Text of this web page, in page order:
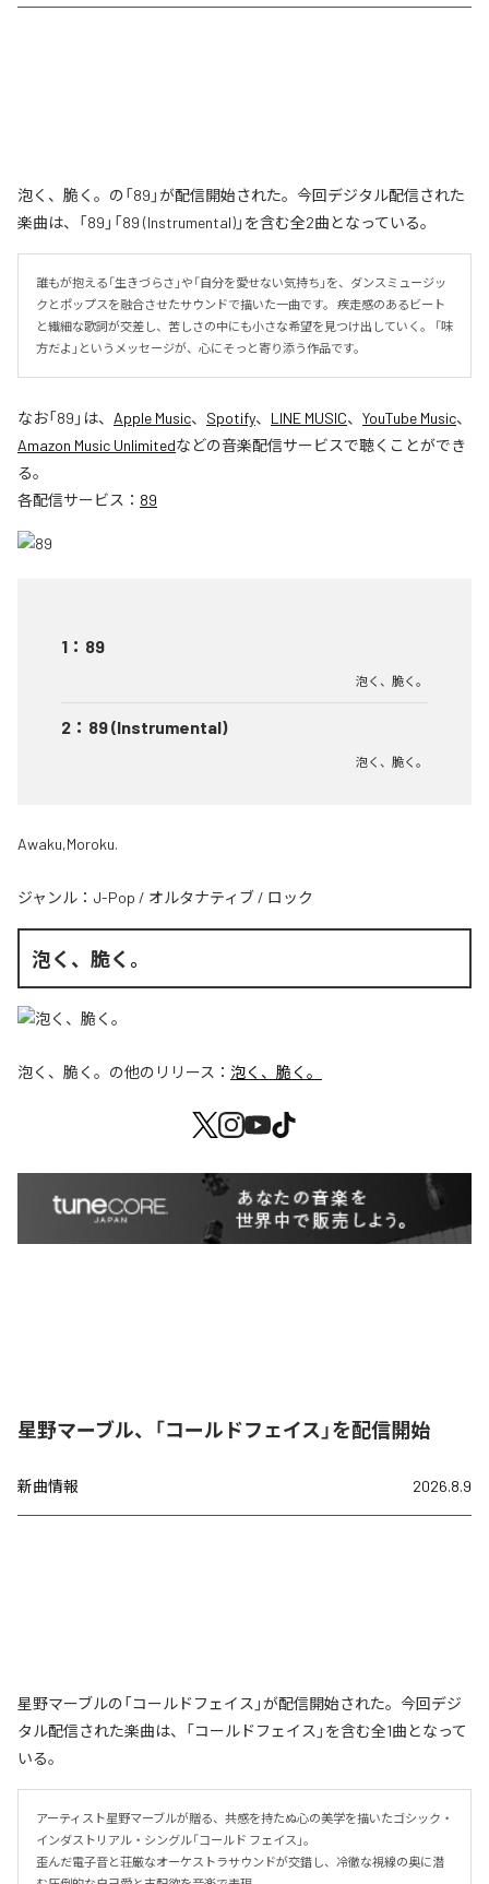
泡く、脆く。の「89」が配信開始された。今回デジタル配信された
楽曲は、「89」「89 (Instrumental)」を含む全2曲となっている。
誰もが抱える「生きづらさ」や「自分を愛せない気持ち」を、ダンスミュージッ
クとポップスを融合させたサウンドで描いた一曲です。 疾走感のあるビート
と繊細な歌詞が交差し、苦しさの中にも小さな希望を見つけ出していく。 「味
方だよ」というメッセージが、心にそっと寄り添う作品です。
なお「89 」は、 Apple Music、 Spotify、 LINE MUSIC、 YouTube Music、
Amazon Music Unlimitedなどの音楽配信サービスで聴くことができ
る。
各配信サービス： 89
1 ： 89
泡く、脆く。
2 ： 89 (Instrumental)
泡く、脆く。
Awaku,Moroku.
ジャンル： J-Pop / オルタナティブ / ロック
泡く、脆く。
泡く、脆く。 の他のリリース： 泡く、脆く。
星野マーブル、「コールドフェイス」を配信開始
新曲情報 2026.8.9
星野マーブルの「コールドフェイス」が配信開始された。今回デジ
タル配信された楽曲は、「コールドフェイス」を含む全1曲となって
いる。
アーティスト星野マーブルが贈る、共感を持たぬ心の美学を描いたゴシック・
インダストリアル・シングル「コールド フェイス」。
歪んだ電子音と荘厳なオーケストラサウンドが交錯し、冷徹な視線の奥に潜